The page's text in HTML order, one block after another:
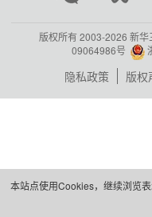
版权所有 2003-2026 新华
09064986号
隐私政策 版权
本站点使用Cookies，继续浏览